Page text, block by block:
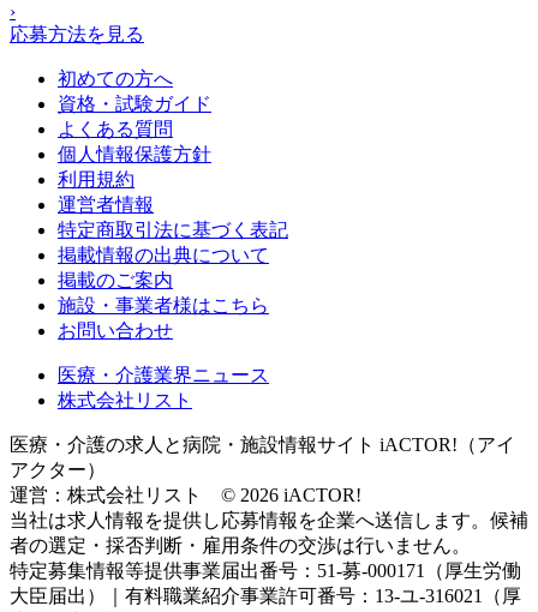
›
応募方法を見る
初めての方へ
資格・試験ガイド
よくある質問
個人情報保護方針
利用規約
運営者情報
特定商取引法に基づく表記
掲載情報の出典について
掲載のご案内
施設・事業者様はこちら
お問い合わせ
医療・介護業界ニュース
株式会社リスト
医療・介護の求人と病院・施設情報サイト iACTOR!（アイ
アクター）
運営：株式会社リスト © 2026 iACTOR!
当社は求人情報を提供し応募情報を企業へ送信します。候補
者の選定・採否判断・雇用条件の交渉は行いません。
特定募集情報等提供事業届出番号：51-募-000171（厚生労働
大臣届出）｜有料職業紹介事業許可番号：13-ユ-316021（厚